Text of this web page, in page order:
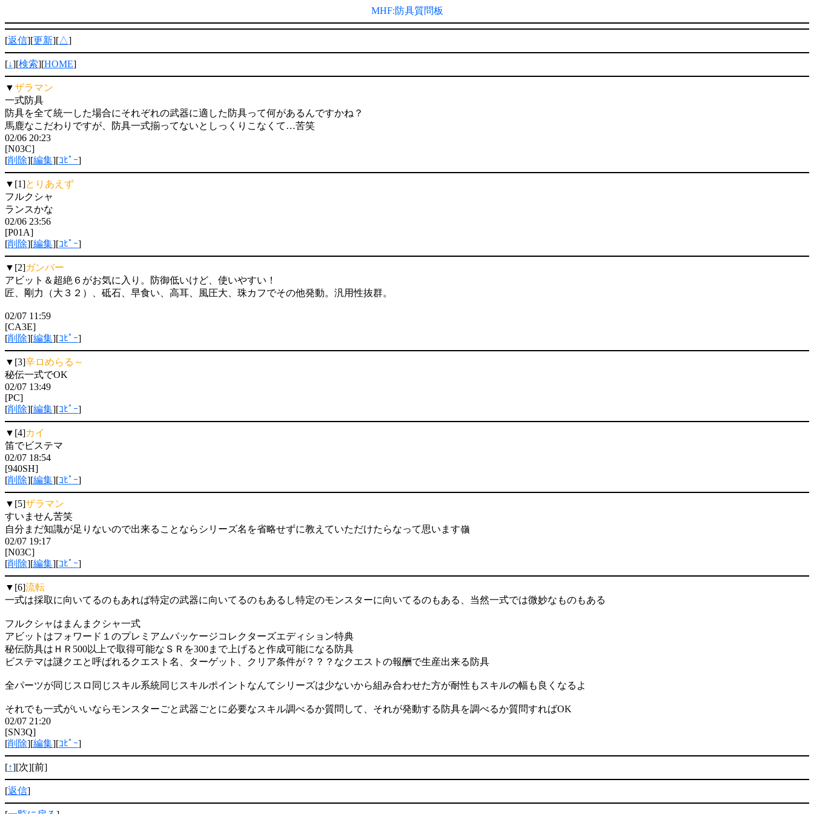
MHF:防具質問板
[返信][更新][△]
[↓][検索][HOME]
▼ザラマン
一式防具
防具を全て統一した場合にそれぞれの武器に適した防具って何があるんですかね？
馬鹿なこだわりですが、防具一式揃ってないとしっくりこなくて…苦笑
02/06 20:23
[N03C]
[削除][編集][ｺﾋﾟｰ]
▼[1]とりあえず
フルクシャ
ランスかな
02/06 23:56
[P01A]
[削除][編集][ｺﾋﾟｰ]
▼[2]ガンバー
アビット＆超絶６がお気に入り。防御低いけど、使いやすい！
匠、剛力（大３２）、砥石、早食い、高耳、風圧大、珠カフでその他発動。汎用性抜群。
02/07 11:59
[CA3E]
[削除][編集][ｺﾋﾟｰ]
▼[3]辛ロめらる～
秘伝一式でOK
02/07 13:49
[PC]
[削除][編集][ｺﾋﾟｰ]
▼[4]カイ
笛でビステマ
02/07 18:54
[940SH]
[削除][編集][ｺﾋﾟｰ]
▼[5]ザラマン
すいません苦笑
自分まだ知識が足りないので出来ることならシリーズ名を省略せずに教えていただけたらなって思います嶺
02/07 19:17
[N03C]
[削除][編集][ｺﾋﾟｰ]
▼[6]流転
一式は採取に向いてるのもあれば特定の武器に向いてるのもあるし特定のモンスターに向いてるのもある、当然一式では微妙なものもある
フルクシャはまんまクシャ一式
アビットはフォワード１のプレミアムパッケージコレクターズエディション特典
秘伝防具はＨＲ500以上で取得可能なＳＲを300まで上げると作成可能になる防具
ビステマは謎クエと呼ばれるクエスト名、ターゲット、クリア条件が？？？なクエストの報酬で生産出来る防具
全パーツが同じスロ同じスキル系統同じスキルポイントなんてシリーズは少ないから組み合わせた方が耐性もスキルの幅も良くなるよ
それでも一式がいいならモンスターごと武器ごとに必要なスキル調べるか質問して、それが発動する防具を調べるか質問すればOK
02/07 21:20
[SN3Q]
[削除][編集][ｺﾋﾟｰ]
[↑][次][前]
[返信]